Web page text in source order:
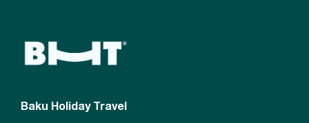
Baku Holiday Travel